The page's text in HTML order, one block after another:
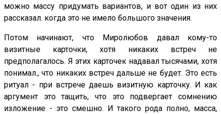
можно массу придумать вариантов, и вот один из них
рассказал. когда это не имело большого значения.
Потом начинают, что Миролюбов давал кому-то
визитные карточки, хотя никаких встреч не
предполагалось. Я этих карточек надавал тысячами, хотя
понимал., что никаких встреч дальше не будет. Это есть
ритуал - при встрече даешь визитную карточку. И как
аргумент это тащить, что это подвергает сомнению
изложение - это смешно. И такого рода полно, масса,